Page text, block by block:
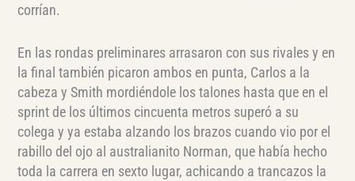
corrían.
En las rondas preliminares arrasaron con sus rivales y en
la final también picaron ambos en punta, Carlos a la
cabeza y Smith mordiéndole los talones hasta que en el
sprint de los últimos cincuenta metros superó a su
colega y ya estaba alzando los brazos cuando vio por el
rabillo del ojo al australianito Norman, que había hecho
toda la carrera en sexto lugar, achicando a trancazos la